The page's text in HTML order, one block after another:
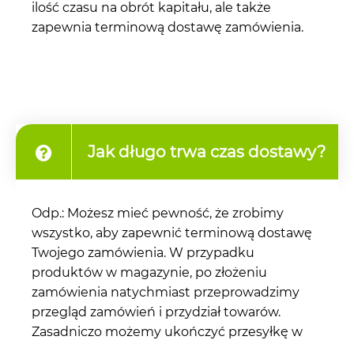
ilość czasu na obrót kapitału, ale także
zapewnia terminową dostawę zamówienia.
Jak długo trwa czas dostawy?
Odp.: Możesz mieć pewność, że zrobimy
wszystko, aby zapewnić terminową dostawę
Twojego zamówienia. W przypadku
produktów w magazynie, po złożeniu
zamówienia natychmiast przeprowadzimy
przegląd zamówień i przydział towarów.
Zasadniczo możemy ukończyć przesyłkę w